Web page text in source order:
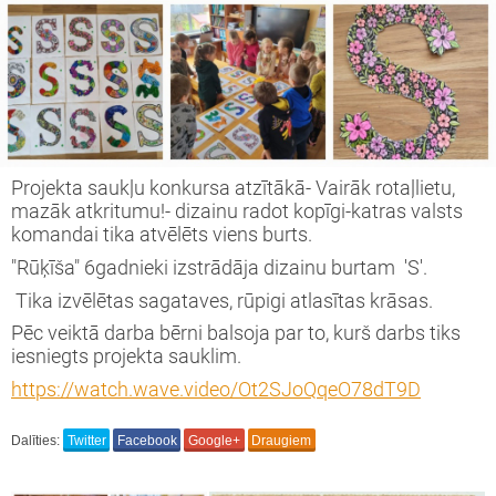
Projekta saukļu konkursa atzītākā- Vairāk rotaļlietu,
mazāk atkritumu!- dizainu radot kopīgi-katras valsts
komandai tika atvēlēts viens burts.
"Rūķīša" 6gadnieki izstrādāja dizainu burtam 'S'.
Tika izvēlētas sagataves, rūpigi atlasītas krāsas.
Pēc veiktā darba bērni balsoja par to, kurš darbs tiks
iesniegts projekta sauklim.
https://watch.wave.video/Ot2SJoQqeO78dT9D
Dalīties: Twitter Facebook Google+ Draugiem
tiekamies IKT ' 23-24
darba projekts Nr.2023-1-LV02-
VJT-000114519
projekts " We are full of wonder"
darba projekts Nr.2022-1-LV02-
VJT-000080173
Latvijai!
brīvprātīgā darba projekts
Together" 2